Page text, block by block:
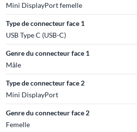
Mini DisplayPort femelle
Type de connecteur face 1
USB Type C (USB-C)
Genre du connecteur face 1
Mâle
Type de connecteur face 2
Mini DisplayPort
Genre du connecteur face 2
Femelle